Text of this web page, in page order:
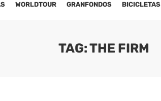
WORLDTOUR GRANFONDOS BICICLETAS
TAG: THE FIRM